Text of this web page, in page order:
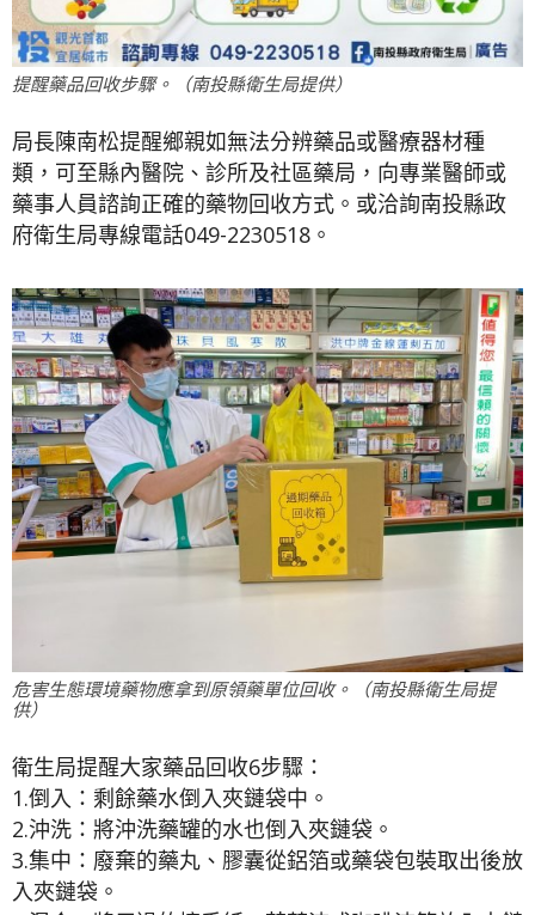
提醒藥品回收步驟。（南投縣衛生局提供）
局長陳南松提醒鄉親如無法分辨藥品或醫療器材種
類，可至縣內醫院、診所及社區藥局，向專業醫師或
藥事人員諮詢正確的藥物回收方式。或洽詢南投縣政
府衛生局專線電話049-2230518。
危害生態環境藥物應拿到原領藥單位回收。（南投縣衛生局提
供）
衛生局提醒大家藥品回收6步驟：
1.倒入：剩餘藥水倒入夾鏈袋中。
2.沖洗：將沖洗藥罐的水也倒入夾鏈袋。
3.集中：廢棄的藥丸、膠囊從鋁箔或藥袋包裝取出後放
入夾鏈袋。